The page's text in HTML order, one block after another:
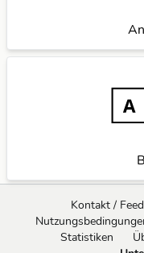
Kontakt /
Statistiken